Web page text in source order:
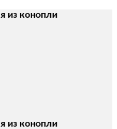
из конопли
из конопли